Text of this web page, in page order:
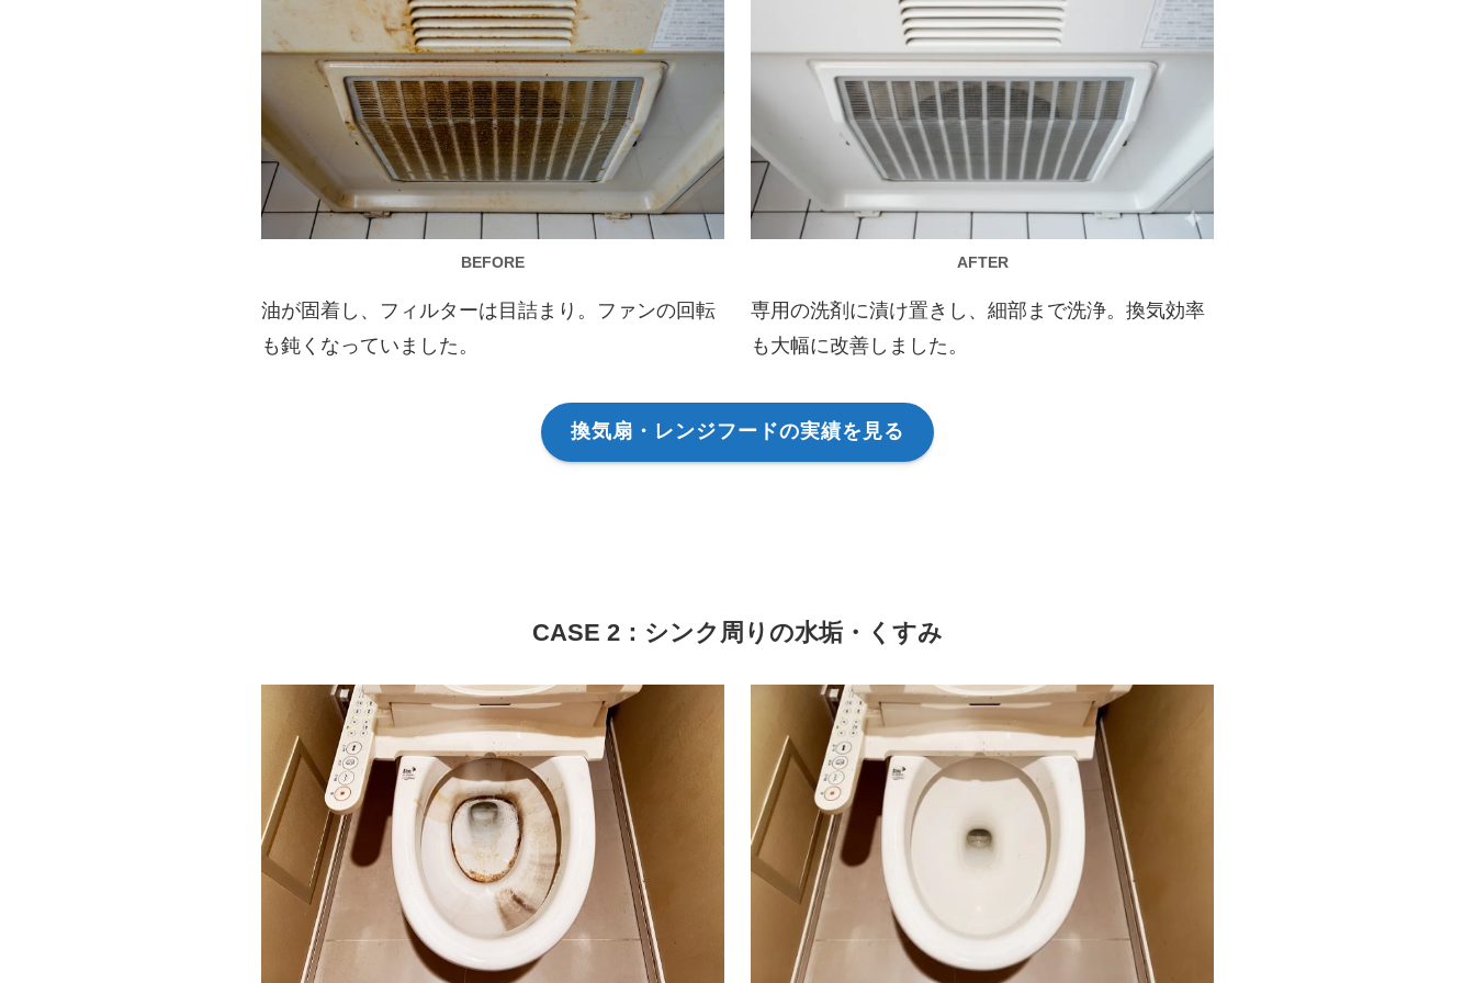
BEFORE
油が固着し、フィルターは目詰まり。ファンの回転
も鈍くなっていました。
AFTER
専用の洗剤に漬け置きし、細部まで洗浄。換気効率
も大幅に改善しました。
換気扇・レンジフードの実績を見る
CASE 2：シンク周りの水垢・くすみ